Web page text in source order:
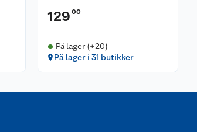
129 00
På lager (+20)
På lager i 31 butikker